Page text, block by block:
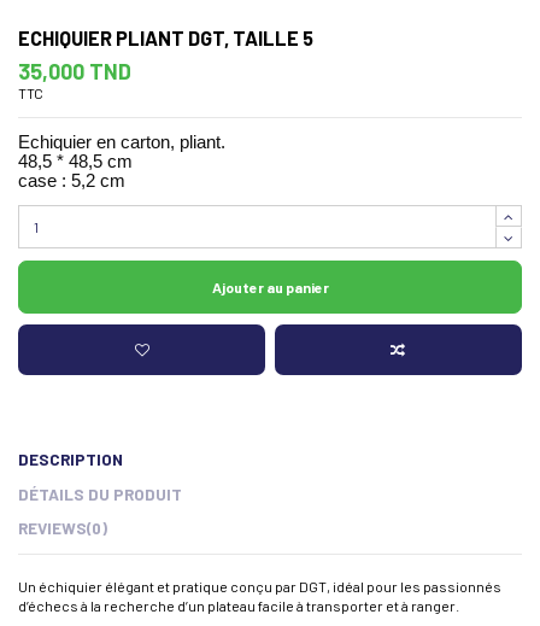
ECHIQUIER PLIANT DGT, TAILLE 5
35,000 TND
TTC
Echiquier en carton, pliant.
48,5 * 48,5 cm
case : 5,2 cm
Ajouter au panier
DESCRIPTION
DÉTAILS DU PRODUIT
REVIEWS(0)
Un échiquier élégant et pratique conçu par DGT, idéal pour les passionnés
d’échecs à la recherche d’un plateau facile à transporter et à ranger.